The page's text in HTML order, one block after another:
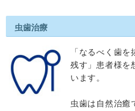
虫歯治療
「なるべく歯
残す」患者様を
います。
虫歯は自然治癒